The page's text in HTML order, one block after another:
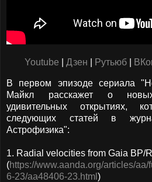
Youtube Дзен Рутьюб
В первом эпизоде сериала
Майкл расскажет о
удивительных открытиях,
следующих статей в
Астрофизика":
1. Radial velocities from Gaia BP/
(https://www.aanda.org/articles/
6-23/aa48406-23.html )